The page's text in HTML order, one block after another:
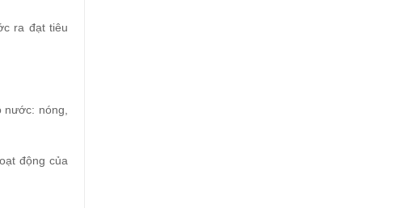
ra đạt tiêu
nóng,
động của